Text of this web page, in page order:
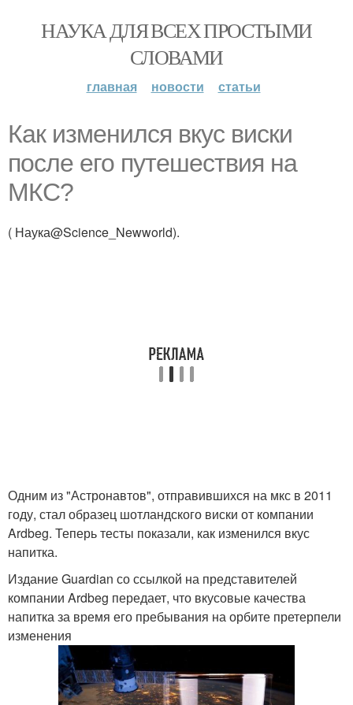
НАУКА ДЛЯ ВСЕХ ПРОСТЫМИ
СЛОВАМИ
главная новости статьи
Как изменился вкус виски
после его путешествия на
МКС?
( Наука@Science_Newworld).
Одним из "Астронавтов", отправившихся на мкс в 2011
году, стал образец шотландского виски от компании
Ardbeg. Теперь тесты показали, как изменился вкус
напитка.
Издание Guardian со ссылкой на представителей
компании Ardbeg передает, что вкусовые качества
напитка за время его пребывания на орбите претерпели
изменения